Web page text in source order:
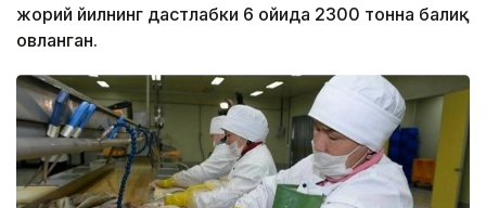
жорий йилнинг дастлабки 6 ойида 2300 тонна балиқ
овланган.